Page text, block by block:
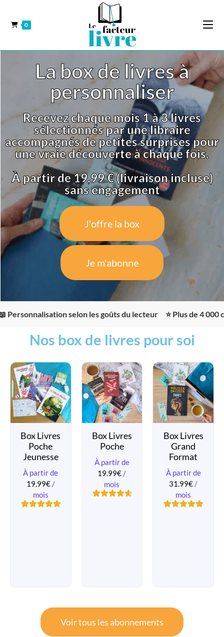
0
La box de livres à
personnaliser
Recevez chaque mois 1 à 3 livres
sélectionnés par une libraire
accompagnés de petites surprises pour
une vraie découverte à chaque fois.
À partir de 19,99 € (livraison incluse)
sans engagement
J'offre la box
Je m'abonne
selon les goûts du lecteur ⭐ Plus de 4 000 clients
Nos box de livres pour soi
Box Livres
Poche
Jeunesse
À partir de
19.99€ /
mois
Box Livres
Poche
À partir de
19.99€ /
mois
Box Livres
Grand
Format
À partir de
31.99€ /
mois
Voir tous les abonnements